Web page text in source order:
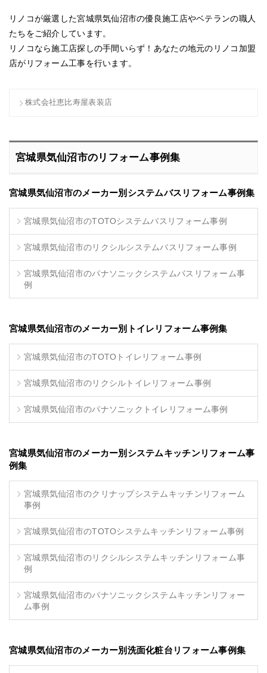
リノコが厳選した宮城県気仙沼市の優良施工店やベテランの職人
たちをご紹介しています。
リノコなら施工店探しの手間いらず！あなたの地元のリノコ加盟
店がリフォーム工事を行います。
株式会社恵比寿屋表装店
宮城県気仙沼市のリフォーム事例集
宮城県気仙沼市のメーカー別システムバスリフォーム事例集
宮城県気仙沼市のTOTOシステムバスリフォーム事例
宮城県気仙沼市のリクシルシステムバスリフォーム事例
宮城県気仙沼市のパナソニックシステムバスリフォーム事
例
宮城県気仙沼市のメーカー別トイレリフォーム事例集
宮城県気仙沼市のTOTOトイレリフォーム事例
宮城県気仙沼市のリクシルトイレリフォーム事例
宮城県気仙沼市のパナソニックトイレリフォーム事例
宮城県気仙沼市のメーカー別システムキッチンリフォーム事
例集
宮城県気仙沼市のクリナップシステムキッチンリフォーム
事例
宮城県気仙沼市のTOTOシステムキッチンリフォーム事例
宮城県気仙沼市のリクシルシステムキッチンリフォーム事
例
宮城県気仙沼市のパナソニックシステムキッチンリフォー
ム事例
宮城県気仙沼市のメーカー別洗面化粧台リフォーム事例集